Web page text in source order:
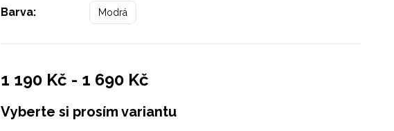
Barva: Modrá
1 190 Kč - 1 690 Kč
Vyberte si prosím variantu